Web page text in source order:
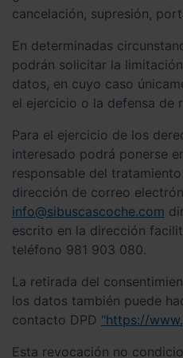
cancelación, supresión,
En determinadas
podrán solicitar la
datos, en cuyo caso
el ejercicio o la defensa de
Para el ejercicio de los
interesado podrá ponerse
responsable del
dirección de correo
info@sibuscascoche.com
escrito en la dirección
teléfono 981 903 080.
La retirada del
los datos también puede
contacto DPD "https://
Esta revocación no